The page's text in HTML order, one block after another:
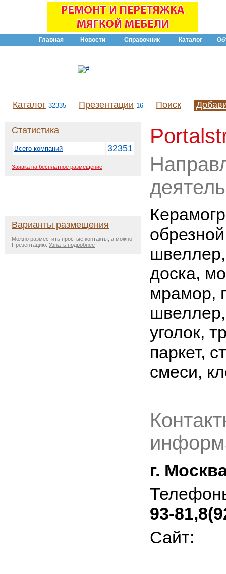
Главная Новости Справочник Каталог
Каталог 32335 Презентации 16 Поиск
Статистика
Всего компаний 32351
Заявка на бесплатное размещение
Варианты размещения
Можно разместить простые контакты, а можно
Презентацию. Узнать подробнее
доска,
мрамор,
уголок,
паркет,
смеси,
г.
93-
Сайт: